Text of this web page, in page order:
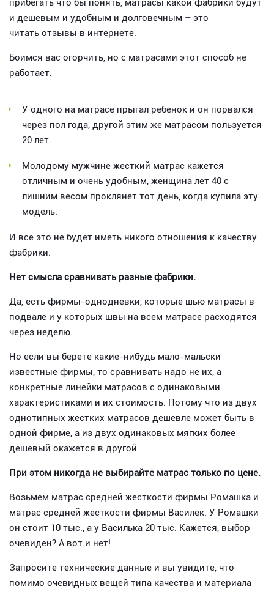
прибегать что бы понять, матрасы какой фабрики будут
и дешевым и удобным и долговечным – это
читать отзывы в интернете.
Боимся вас огорчить, но с матрасами этот способ не
работает.
У одного на матрасе прыгал ребенок и он порвался
через пол года, другой этим же матрасом пользуется
20 лет.
Молодому мужчине жесткий матрас кажется
отличным и очень удобным, женщина лет 40 с
лишним весом проклянет тот день, когда купила эту
модель.
И все это не будет иметь никого отношения к качеству
фабрики.
Нет смысла сравнивать разные фабрики.
Да, есть фирмы-однодневки, которые шью матрасы в
подвале и у которых швы на всем матрасе расходятся
через неделю.
Но если вы берете какие-нибудь мало-мальски
известные фирмы, то сравнивать надо не их, а
конкретные линейки матрасов с одинаковыми
характеристиками и их стоимость. Потому что из двух
однотипных жестких матрасов дешевле может быть в
одной фирме, а из двух одинаковых мягких более
дешевый окажется в другой.
При этом никогда не выбирайте матрас только по цене.
Возьмем матрас средней жесткости фирмы Ромашка и
матрас средней жесткости фирмы Василек. У Ромашки
он стоит 10 тыс., а у Василька 20 тыс. Кажется, выбор
очевиден? А вот и нет!
Запросите технические данные и вы увидите, что
помимо очевидных вещей типа качества и материала